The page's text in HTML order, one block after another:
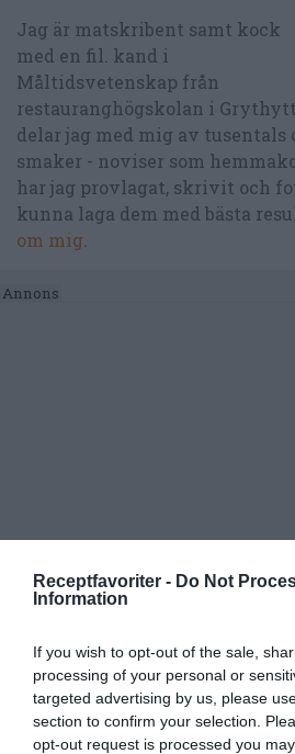
Receptfavoriter - Do Not
Information
If you wish to opt-out of the sale,
processing of your personal or
targeted advertising by us, please
section to confirm your selection.
opt-out request is processed you
Jag är matskribent samt kock
med en fil. kand i
Måltidsvetenskap från
restauranghögskolan i
delar jag med mig av
smaker - noviser som
har jag provlagat, skrivit och
kunna laga dem med bästa
om mig
RECEPT